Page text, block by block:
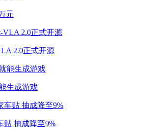
元
2.0正式开源
生成游戏
贴 抽成降至9%